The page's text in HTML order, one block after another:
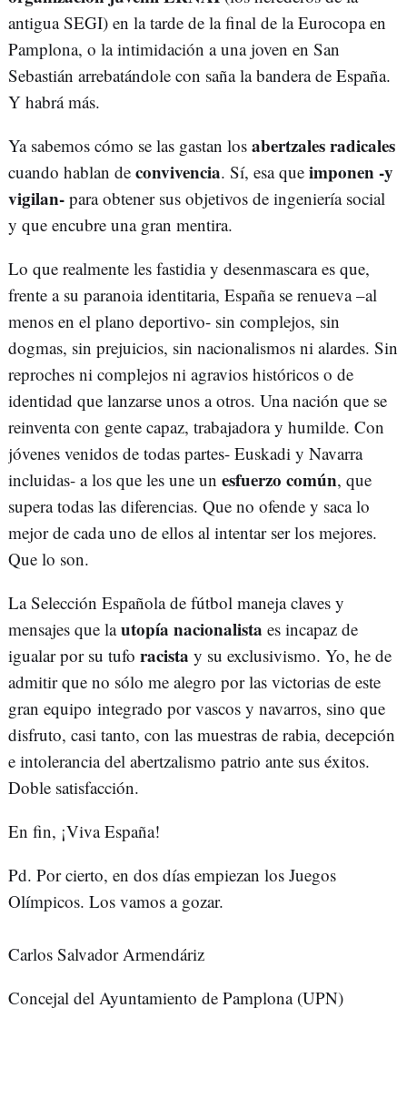
antigua SEGI) en la tarde de la final de la Eurocopa en
Pamplona, o la intimidación a una joven en San
Sebastián arrebatándole con saña la bandera de España.
Y habrá más.
Ya sabemos cómo se las gastan los abertzales radicales
cuando hablan de convivencia. Sí, esa que imponen -y
vigilan- para obtener sus objetivos de ingeniería social
y que encubre una gran mentira.
Lo que realmente les fastidia y desenmascara es que,
frente a su paranoia identitaria, España se renueva –al
menos en el plano deportivo- sin complejos, sin
dogmas, sin prejuicios, sin nacionalismos ni alardes. Sin
reproches ni complejos ni agravios históricos o de
identidad que lanzarse unos a otros. Una nación que se
reinventa con gente capaz, trabajadora y humilde. Con
jóvenes venidos de todas partes- Euskadi y Navarra
incluidas- a los que les une un esfuerzo común, que
supera todas las diferencias. Que no ofende y saca lo
mejor de cada uno de ellos al intentar ser los mejores.
Que lo son.
La Selección Española de fútbol maneja claves y
mensajes que lautopía nacionalista es incapaz de
igualar por su tufo racista y su exclusivismo. Yo, he de
admitir que no sólo me alegro por las victorias de este
gran equipo integrado por vascos y navarros, sino que
disfruto, casi tanto, con las muestras de rabia, decepción
e intolerancia del abertzalismo patrio ante sus éxitos.
Doble satisfacción.
En fin, ¡Viva España!
Pd. Por cierto, en dos días empiezan los Juegos
Olímpicos. Los vamos a gozar.
Carlos Salvador Armendáriz
Concejal del Ayuntamiento de Pamplona (UPN)